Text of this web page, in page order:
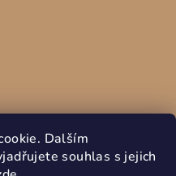
Dalším
souhlas s jejich